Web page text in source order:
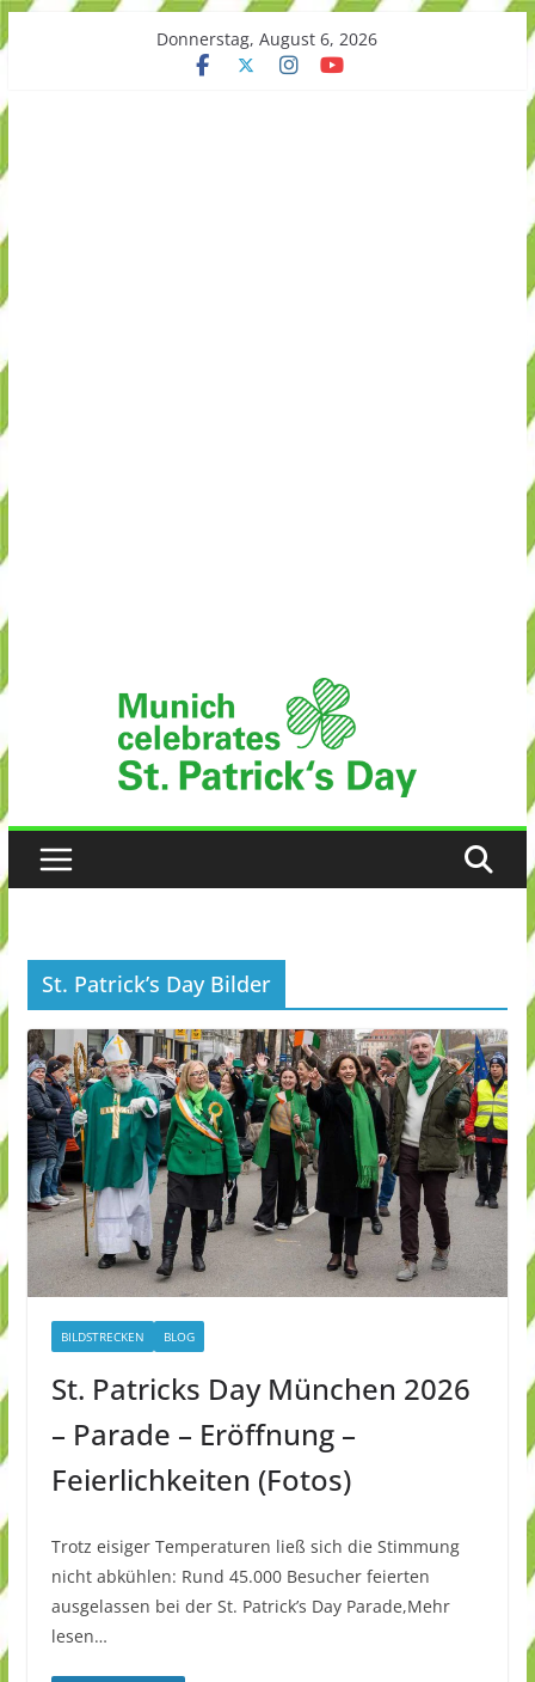
content
Donnerstag, August 6, 2026
St. Patrick’s Day Bilder
BILDSTRECKEN BLOG
St. Patricks Day München 2026
– Parade – Eröffnung –
Feierlichkeiten (Fotos)
Trotz eisiger Temperaturen ließ sich die Stimmung
nicht abkühlen: Rund 45.000 Besucher feierten
ausgelassen bei der St. Patrick’s Day Parade,Mehr
lesen…